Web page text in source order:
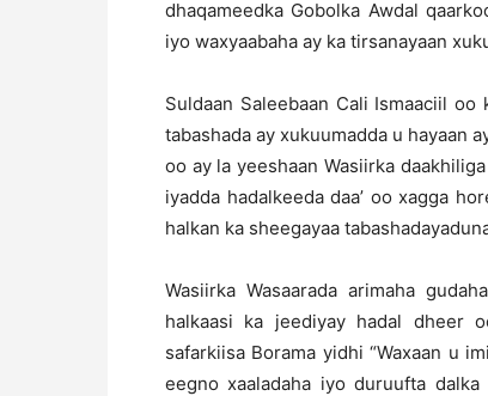
dhaqameedka Gobolka Awdal
iyo waxyaabaha ay ka tirsanayaan
Suldaan Saleebaan Cali Ismaaciil
tabashada ay xukuumadda u hayaan
oo ay la yeeshaan Wasiirka
iyadda hadalkeeda daa’ oo xagga
halkan ka sheegayaa
Wasiirka Wasaarada arimaha
halkaasi ka jeediyay hadal dheer
safarkiisa Borama yidhi “Waxaan u
eegno xaaladaha iyo duruufta